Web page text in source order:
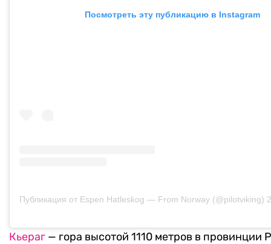
Посмотреть эту публикацию в Instagram
Публикация от Espen Hatleskog — From Norway (@pilotviking)
Кьераг — гора высотой 1110 метров в провинции